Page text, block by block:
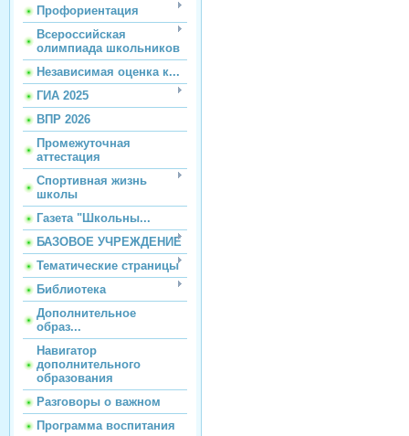
Профориентация
Всероссийская
олимпиада школьников
Независимая оценка к...
ГИА 2025
ВПР 2026
Промежуточная
аттестация
Спортивная жизнь
школы
Газета "Школьны...
БАЗОВОЕ УЧРЕЖДЕНИЕ
Тематические страницы
Библиотека
Дополнительное
образ...
Навигатор
дополнительного
образования
Разговоры о важном
Программа воспитания